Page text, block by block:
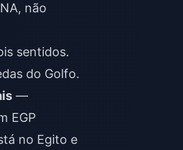
não
sentidos.
do Golfo.
—
EGP
no Egito e